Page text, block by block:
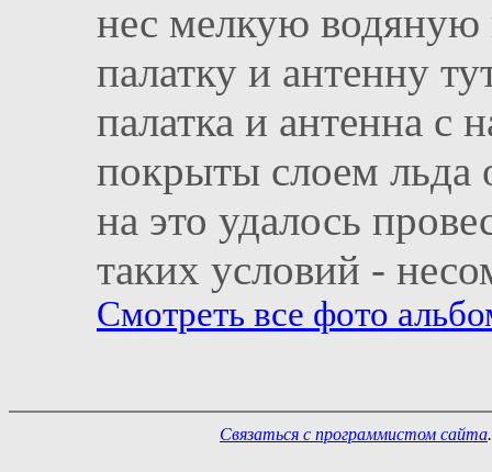
нес мелкую водяную
палатку и антенну
палатка и антенна с
покрыты слоем льда
на это удалось
таких условий -
Смотреть все фото
Связаться с программистом сайта.